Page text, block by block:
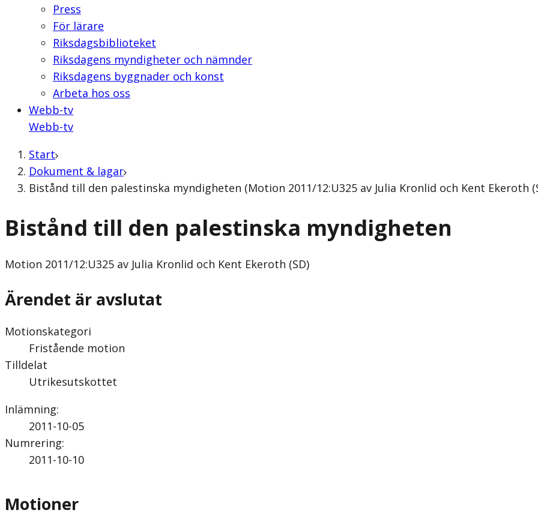
Press
För lärare
Riksdagsbiblioteket
Riksdagens myndigheter och nämnder
Riksdagens byggnader och konst
Arbeta hos oss
Webb-tv
Webb-tv
Start
Dokument & lagar
Bistånd till den palestinska myndigheten (Motion 2011/12:U325 av Julia Kronlid och Kent Ekeroth
Bistånd till den palestinska myndigheten
Motion 2011/12:U325 av Julia Kronlid och Kent Ekeroth (SD)
Ärendet är avslutat
Motionskategori
Fristående motion
Tilldelat
Utrikesutskottet
Inlämning:
2011-10-05
Numrering:
2011-10-10
Motioner